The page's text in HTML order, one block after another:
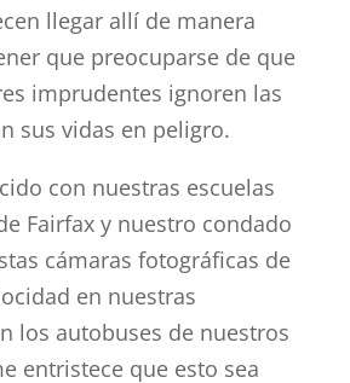
llegar allí de manera
que preocuparse de que
imprudentes ignoren las
sus vidas en peligro.
con nuestras escuelas
Fairfax y nuestro condado
cámaras fotográficas de
en nuestras
los autobuses de nuestros
entristece que esto sea